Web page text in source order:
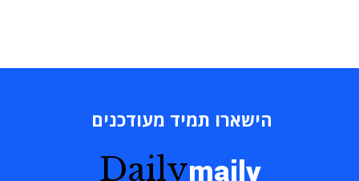
הישארו תמיד מעודכנים
Dailymaily